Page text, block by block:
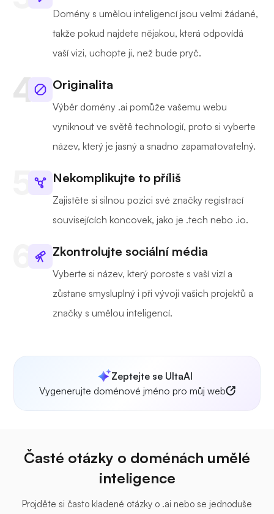
Domény s umělou inteligencí jsou velmi žádané,
takže pokud najdete nějakou, která odpovídá
vaší vizi, uchopte ji, než bude pryč.
Originalita
Výběr domény .ai pomůže vašemu webu
vyniknout ve světě technologií, proto si vyberte
název, který je jasný a snadno zapamatovatelný.
Nekomplikujte to příliš
Zajistěte si silnou pozici své značky registrací
souvisejících koncovek, jako je .tech nebo .io.
Zkontrolujte sociální média
Vyberte si název, který poroste s vaší vizí a
zůstane smysluplný i při vývoji vašich projektů a
značky s umělou inteligencí.
Zeptejte se UltaAI
Vygenerujte doménové jméno pro můj web
Časté otázky o doménách umělé
inteligence
Projděte si často kladené otázky o .ai nebo se jednoduše